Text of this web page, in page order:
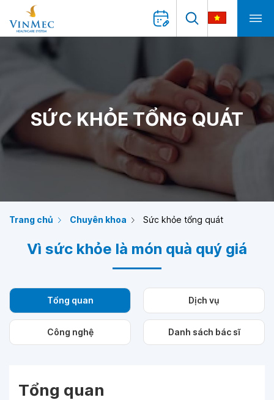
SỨC KHỎE TỔNG QUÁT
Trang chủ Chuyên khoa Sức khỏe tổng quát
Vì sức khỏe là món quà quý giá
Tổng quan Dịch vụ
Công nghệ Danh sách bác sĩ
Tổng quan